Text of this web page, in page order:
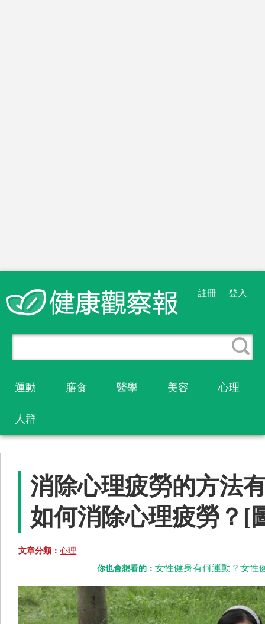
註冊 登入
運動 膳食 醫學 美容 心理
人群
消除心理疲勞的方法
如何消除心理疲勞？[
文章分類：心理
你也會想看的： 女性健身有何運動？女性